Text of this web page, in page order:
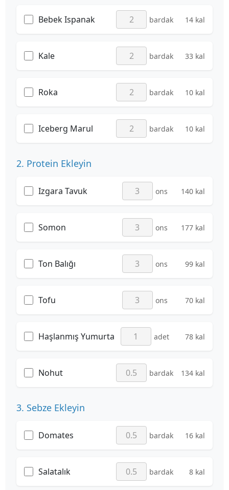
Bebek Ispanak bardak 14 kal
Kale bardak 33 kal
Roka bardak 10 kal
Iceberg Marul bardak 10 kal
2. Protein Ekleyin
Izgara Tavuk ons 140 kal
Somon ons 177 kal
Ton Balığı ons 99 kal
Tofu ons 70 kal
Haşlanmış Yumurta adet 78 kal
Nohut bardak 134 kal
3. Sebze Ekleyin
Domates bardak 16 kal
Salatalık bardak 8 kal